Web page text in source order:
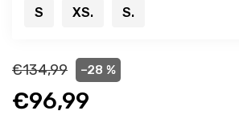
€134,99 –28 %
€96,99
S XS. S.